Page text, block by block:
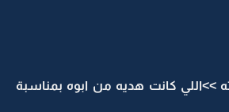
كانت هديه من ابوه بمناسبة